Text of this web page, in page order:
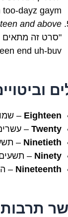
dayz gaym)
and above.
end uh-buv)
Eighteen
–
Twenty
–
Ninetieth
–
Ninety
–
Nineteenth
–